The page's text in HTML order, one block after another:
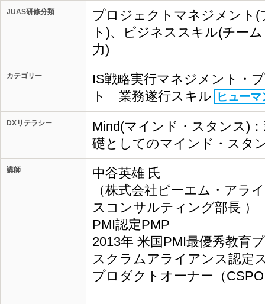
JUAS研修分類
プロジェクトマネジメント
ト)、ビジネススキル(チー
力)
カテゴリー
IS戦略実行マネジメント・
ト 業務遂行スキル ヒュー
DXリテラシー
Mind(マインド・スタンス)
礎としてのマインド・スタ
講師
中谷英雄 氏
（株式会社ピーエム・ア
スコンサルティング部長 ）
PMI認定PMP
2013年 米国PMI最優秀教育
スクラムアライアンス認定
プロダクトオーナー（